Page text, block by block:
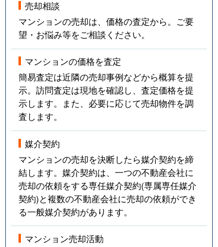
売却相談
マンションの売却は、価格の査定から。ご要
望・お悩み等をご相談ください。
マンションの価格を査定
簡易査定は近隣の売却事例などから概算を提
示。訪問査定は現地を確認し、査定価格を提
示します。また、必要に応じて売却物件を調
査します。
媒介契約
マンションの売却を決断したら媒介契約を締
結します。媒介契約は、一つの不動産会社に
売却の依頼をする専任媒介契約(専属専任媒介
契約)と複数の不動産会社に売却の依頼ができ
る一般媒介契約があります。
マンション売却活動